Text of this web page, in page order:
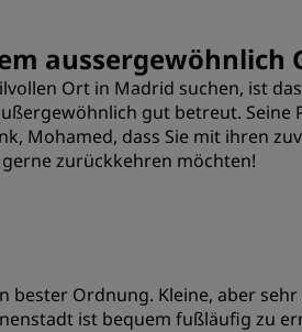
Sauberkeit
aussergewöhnlich
Ort in Madrid suchen, ist
gut betreut.
Mohamed, dass Sie mit ihren
zurückkehren möchten!
Ordnung. Kleine, aber
ist bequem fußläufig zu